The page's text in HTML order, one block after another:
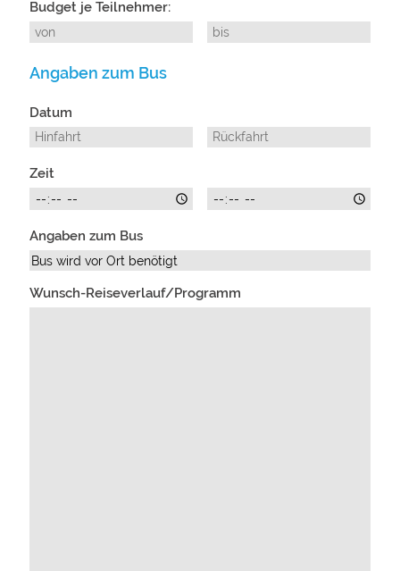
Budget je Teilnehmer:
Angaben zum Bus
Datum
Zeit
Angaben zum Bus
Wunsch-Reiseverlauf/Programm